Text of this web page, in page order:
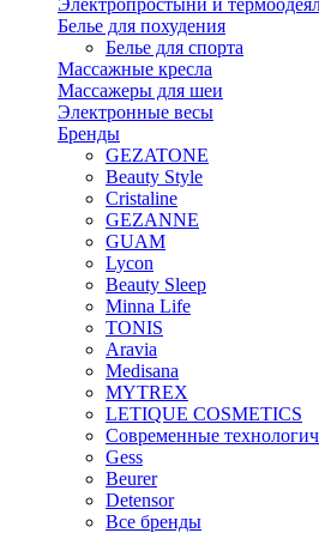
Электропростыни и
Белье для похудения
Белье для спорта
Массажные кресла
Массажеры для шеи
Электронные весы
Бренды
GEZATONE
Beauty Style
Cristaline
GEZANNE
GUAM
Lycon
Beauty Sleep
Minna Life
TONIS
Aravia
Medisana
MYTREX
LETIQUE COSMETICS
Современные
Gess
Beurer
Detensor
Все бренды